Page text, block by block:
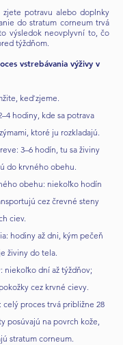
potravu alebo doplnky
do stratum corneum trvá
výsledok neovplyvní to, čo
týždňom.
vstrebávania výživy v
keď zjeme.
hodiny, kde sa potrava
ktoré ju rozkladajú.
3–6 hodín, tu sa živiny
do krvného obehu.
obehu: niekoľko hodín
cez črevné steny
ciev.
hodiny až dni, kým pečeň
živiny do tela.
niekoľko dní až týždňov;
cez krvné cievy.
celý proces trvá približne 28
posúvajú na povrch kože,
stratum corneum.